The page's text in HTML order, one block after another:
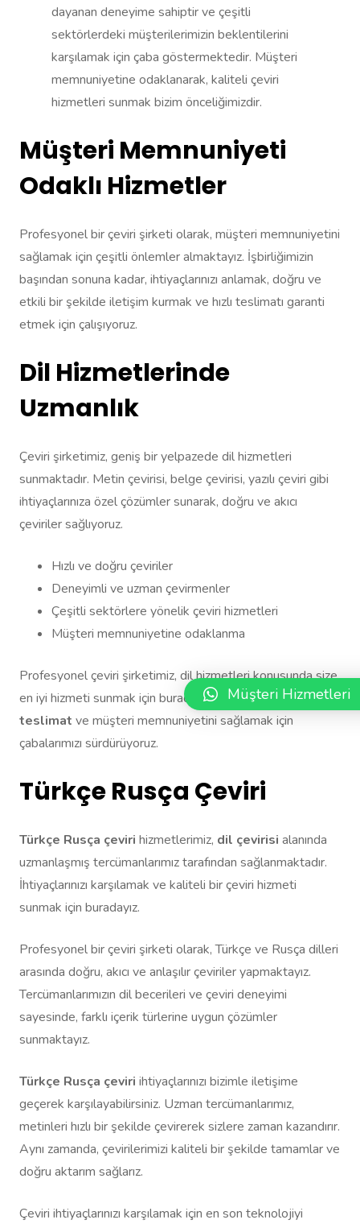
dayanan deneyime sahiptir ve çeşitli
sektörlerdeki müşterilerimizin beklentilerini
karşılamak için çaba göstermektedir. Müşteri
memnuniyetine odaklanarak, kaliteli çeviri
hizmetleri sunmak bizim önceliğimizdir.
Müşteri Memnuniyeti
Odaklı Hizmetler
Profesyonel bir çeviri şirketi olarak, müşteri memnuniyetini
sağlamak için çeşitli önlemler almaktayız. İşbirliğimizin
başından sonuna kadar, ihtiyaçlarınızı anlamak, doğru ve
etkili bir şekilde iletişim kurmak ve hızlı teslimatı garanti
etmek için çalışıyoruz.
Dil Hizmetlerinde
Uzmanlık
Çeviri şirketimiz, geniş bir yelpazede dil hizmetleri
sunmaktadır. Metin çevirisi, belge çevirisi, yazılı çeviri gibi
ihtiyaçlarınıza özel çözümler sunarak, doğru ve akıcı
çeviriler sağlıyoruz.
Hızlı ve doğru çeviriler
Deneyimli ve uzman çevirmenler
Çeşitli sektörlere yönelik çeviri hizmetleri
Müşteri memnuniyetine odaklanma
Profesyonel çeviri şirketimiz, dil hizmetleri konusunda size
en iyi hizmeti sunmak için buradayız. Kaliteli çeviri,hızlı
teslimat ve müşteri memnuniyetini sağlamak için
çabalarımızı sürdürüyoruz.
Türkçe Rusça Çeviri
Türkçe Rusça çeviri hizmetlerimiz, dil çevirisi alanında
uzmanlaşmış tercümanlarımız tarafından sağlanmaktadır.
İhtiyaçlarınızı karşılamak ve kaliteli bir çeviri hizmeti
sunmak için buradayız.
Profesyonel bir çeviri şirketi olarak, Türkçe ve Rusça dilleri
arasında doğru, akıcı ve anlaşılır çeviriler yapmaktayız.
Tercümanlarımızın dil becerileri ve çeviri deneyimi
sayesinde, farklı içerik türlerine uygun çözümler
sunmaktayız.
Türkçe Rusça çeviri ihtiyaçlarınızı bizimle iletişime
geçerek karşılayabilirsiniz. Uzman tercümanlarımız,
metinleri hızlı bir şekilde çevirerek sizlere zaman kazandırır.
Aynı zamanda, çevirilerimizi kaliteli bir şekilde tamamlar ve
doğru aktarım sağlarız.
Çeviri ihtiyaçlarınızı karşılamak için en son teknolojiyi
Müşteri Hizmetleri